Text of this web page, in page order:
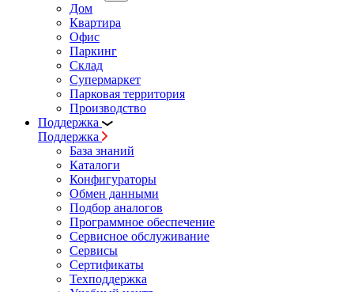
Дом
Квартира
Офис
Паркинг
Склад
Супермаркет
Парковая территория
Производство
Поддержка
Поддержка
База знаний
Каталоги
Конфигураторы
Обмен данными
Подбор аналогов
Программное обеспечение
Сервисное обслуживание
Сервисы
Сертификаты
Техподдержка